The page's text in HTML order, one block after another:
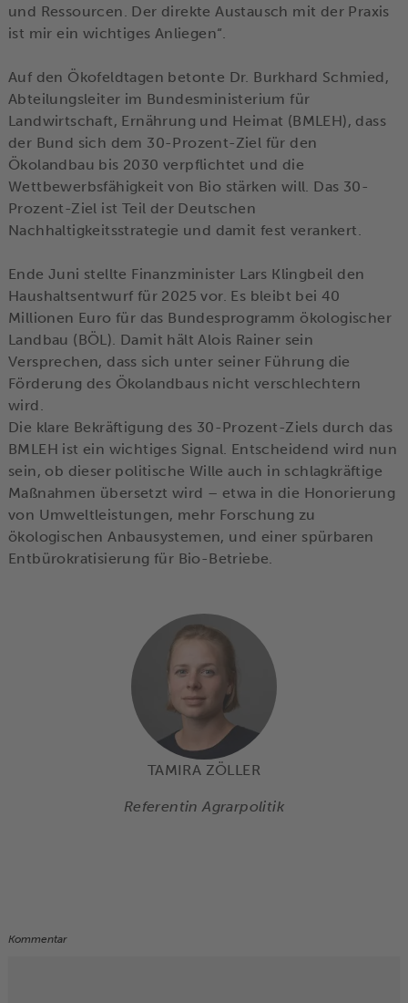
und Ressourcen. Der direkte Austausch mit der Praxis
ist mir ein wichtiges Anliegen“.
Auf den Ökofeldtagen betonte Dr. Burkhard Schmied,
Abteilungsleiter im Bundesministerium für
Landwirtschaft, Ernährung und Heimat (BMLEH), dass
der Bund sich dem 30-Prozent-Ziel für den
Ökolandbau bis 2030 verpflichtet und die
Wettbewerbsfähigkeit von Bio stärken will. Das 30-
Prozent-Ziel ist Teil der Deutschen
Nachhaltigkeitsstrategie und damit fest verankert.
Ende Juni stellte Finanzminister Lars Klingbeil den
Haushaltsentwurf für 2025 vor. Es bleibt bei 40
Millionen Euro für das Bundesprogramm ökologischer
Landbau (BÖL). Damit hält Alois Rainer sein
Versprechen, dass sich unter seiner Führung die
Förderung des Ökolandbaus nicht verschlechtern
wird.
Die klare Bekräftigung des 30-Prozent-Ziels durch das
BMLEH ist ein wichtiges Signal. Entscheidend wird nun
sein, ob dieser politische Wille auch in schlagkräftige
Maßnahmen übersetzt wird – etwa in die Honorierung
von Umweltleistungen, mehr Forschung zu
ökologischen Anbausystemen, und einer spürbaren
Entbürokratisierung für Bio-Betriebe.
TAMIRA ZÖLLER
Referentin Agrarpolitik
Kommentar